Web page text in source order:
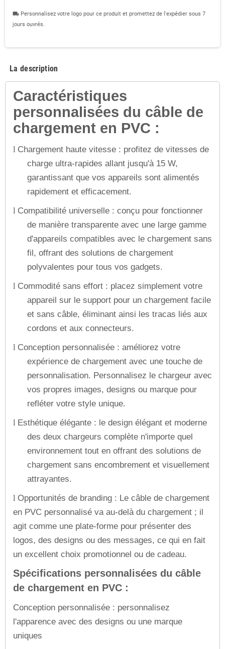
local_shipping Personnalisez votre logo pour ce produit et promettez de l'expédier sous 7
jours ouvrés.
La description
Caractéristiques
personnalisées du câble de
chargement en PVC :
l Chargement haute vitesse : profitez de vitesses de
charge ultra-rapides allant jusqu'à 15 W,
garantissant que vos appareils sont alimentés
rapidement et efficacement.
l Compatibilité universelle : conçu pour fonctionner
de manière transparente avec une large gamme
d'appareils compatibles avec le chargement sans
fil, offrant des solutions de chargement
polyvalentes pour tous vos gadgets.
l Commodité sans effort : placez simplement votre
appareil sur le support pour un chargement facile
et sans câble, éliminant ainsi les tracas liés aux
cordons et aux connecteurs.
l Conception personnalisée : améliorez votre
expérience de chargement avec une touche de
personnalisation. Personnalisez le chargeur avec
vos propres images, designs ou marque pour
refléter votre style unique.
l Esthétique élégante : le design élégant et moderne
des deux chargeurs complète n'importe quel
environnement tout en offrant des solutions de
chargement sans encombrement et visuellement
attrayantes.
l Opportunités de branding : Le câble de chargement
en PVC personnalisé va au-delà du chargement ; il
agit comme une plate-forme pour présenter des
logos, des designs ou des messages, ce qui en fait
un excellent choix promotionnel ou de cadeau.
Spécifications personnalisées du câble
de chargement en PVC :
Conception personnalisée : personnalisez
l'apparence avec des designs ou une marque
uniques